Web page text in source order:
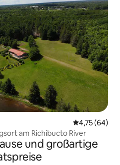
4,75 (64)
am Richibucto River
und großartige